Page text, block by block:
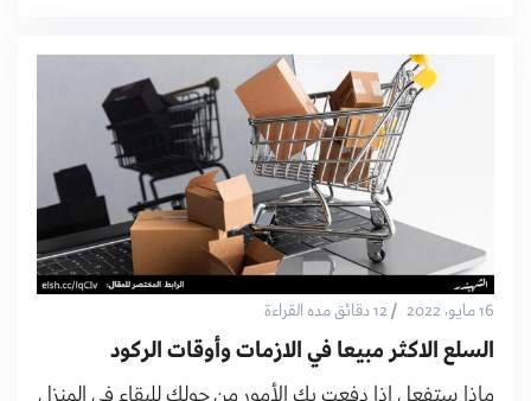
16 مايو، 2022 /12 دقائق مده القراءة
السلع الاكثر مبيعا في الازمات وأوقات الركود